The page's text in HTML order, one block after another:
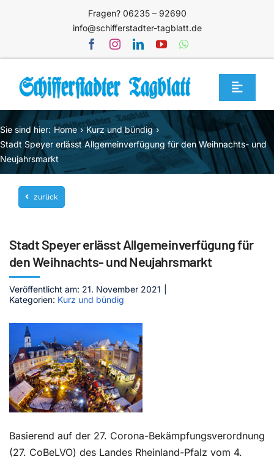
Fragen? 06235 – 92690
info@schifferstadter-tagblatt.de
Toggle
Home
Themen
Blog
Unternehmen
Mediathek
Jetzt abonnieren
Kontakt
Sie sind hier: Home
Kurz und bündig
Stadt Speyer erlässt Allgemeinverfügung für den Weihnachts- und
Neujahrsmarkt
zurück
Stadt Speyer erlässt Allgemeinverfügung für
den Weihnachts- und Neujahrsmarkt
Veröffentlicht am: 21. November 2021
Kategorien: Kurz und bündig
Basierend auf der 27. Corona-Bekämpfungsverordnung
(27. CoBeLVO) des Landes Rheinland-Pfalz vom 4.